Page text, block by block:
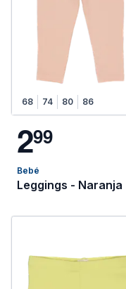
68 74 80 86
299
Bebé
Leggings - Naranja